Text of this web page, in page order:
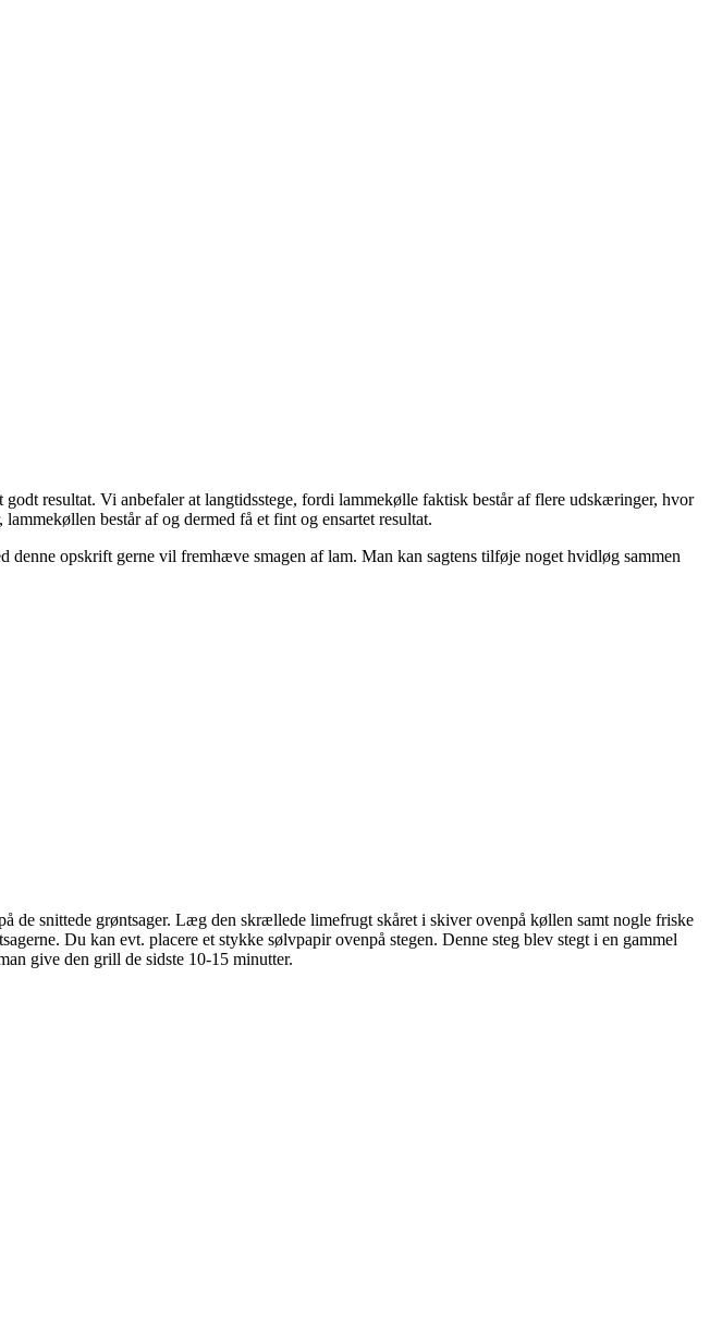
resultat. Vi anbefaler at langtidsstege, fordi lammekølle faktisk består af flere udskæringer, hvor
består af og dermed få et fint og ensartet resultat.
opskrift gerne vil fremhæve smagen af lam. Man kan sagtens tilføje noget hvidløg sammen
snittede grøntsager. Læg den skrællede limefrugt skåret i skiver ovenpå køllen samt nogle friske
Du kan evt. placere et stykke sølvpapir ovenpå stegen. Denne steg blev stegt i en gammel
give den grill de sidste 10-15 minutter.